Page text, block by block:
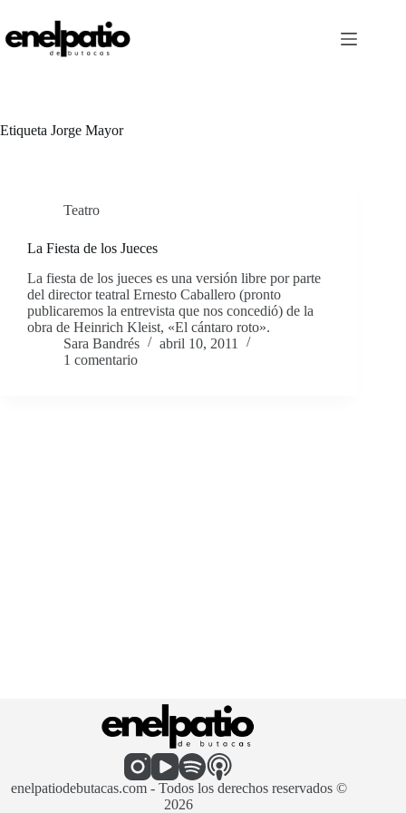
contenido
Etiqueta Jorge Mayor
Teatro
La Fiesta de los Jueces
La fiesta de los jueces es una versión libre por parte
del director teatral Ernesto Caballero (pronto
publicaremos la entrevista que nos concedió) de la
obra de Heinrich Kleist, «El cántaro roto».
Sara Bandrés
abril 10, 2011
1 comentario
enelpatiodebutacas.com - Todos los derechos reservados ©
2026